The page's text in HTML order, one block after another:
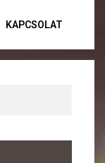
KAPCSOLAT